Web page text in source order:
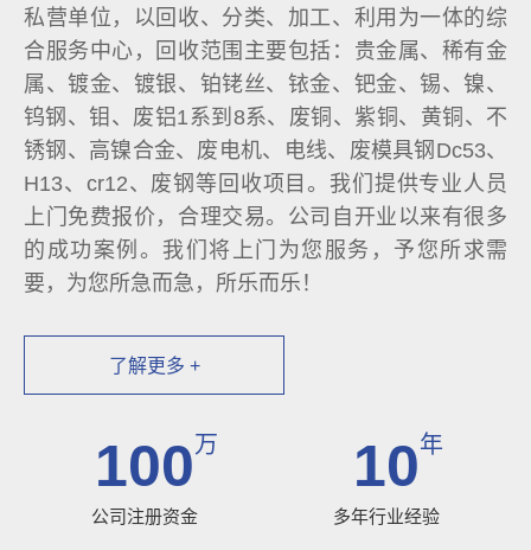
私营单位，以回收、分类、加工、利用为一体的综
合服务中心，回收范围主要包括：贵金属、稀有金
属、镀金、镀银、铂铑丝、铱金、钯金、锡、镍、
钨钢、钼、废铝1系到8系、废铜、紫铜、黄铜、不
锈钢、高镍合金、废电机、电线、废模具钢Dc53、
H13、cr12、废钢等回收项目。我们提供专业人员
上门免费报价，合理交易。公司自开业以来有很多
的成功案例。我们将上门为您服务，予您所求需
要，为您所急而急，所乐而乐！
了解更多 +
100万
公司注册资金
10年
多年行业经验